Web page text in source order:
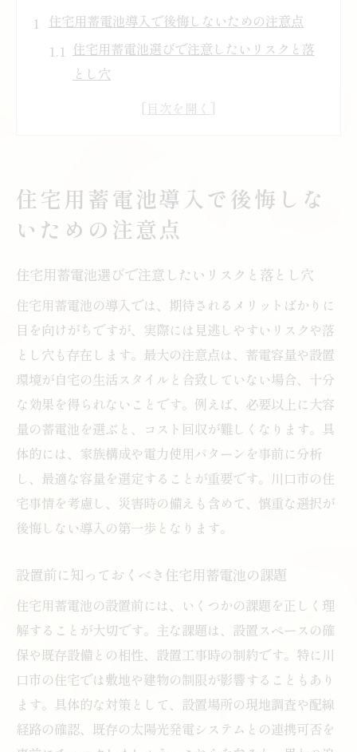
住宅用蓄電池導入で後悔しないための注意点
住宅用蓄電池選びで注意したいリスクと落
とし穴
設置前に知っておくべき住宅用蓄電池の課
初期費用や維持費を見落としがちな住宅用
蓄電池
解
川口市の住宅事情と蓄電池導入の実態解説
埼玉県川口市で明らかになる蓄電池の盲点
川口市の住宅に潜む蓄電池設置時の問題点
住宅用蓄電池の補助金や制度の見逃しリス
ク
設置スペースや周囲環境が蓄電池に与える
影響
住宅用蓄電池の実際の運用コストと家庭負
地域特有の住宅用蓄電池トラブル事例紹介
蓄電池のデメリットを理解して賢く選ぶ方法
住宅用蓄電池のデメリットを徹底解説
機種選びで失敗しない住宅用蓄電池比較方
法
住宅用蓄電池の保証内容とサポート体制の
住宅用蓄電池導入で後悔しな
いための注意点
住宅用蓄電池選びで注意したいリスクと落とし穴
住宅用蓄電池の導入では、期待されるメリットばかりに
目を向けがちですが、実際には見逃しやすいリスクや落
とし穴も存在します。最大の注意点は、蓄電容量や設置
環境が自宅の生活スタイルと合致していない場合、十分
な効果を得られないことです。例えば、必要以上に大容
量の蓄電池を選ぶと、コスト回収が難しくなります。具
体的には、家族構成や電力使用パターンを事前に分析
し、最適な容量を選定することが重要です。川口市の住
宅事情を考慮し、災害時の備えも含めて、慎重な選択が
後悔しない導入の第一歩となります。
設置前に知っておくべき住宅用蓄電池の課題
住宅用蓄電池の設置前には、いくつかの課題を正しく理
解することが大切です。主な課題は、設置スペースの確
保や既存設備との相性、設置工事時の制約です。特に川
口市の住宅では敷地や建物の制限が影響することもあり
ます。具体的な対策として、設置場所の現地調査や配線
経路の確認、既存の太陽光発電システムとの連携可否を